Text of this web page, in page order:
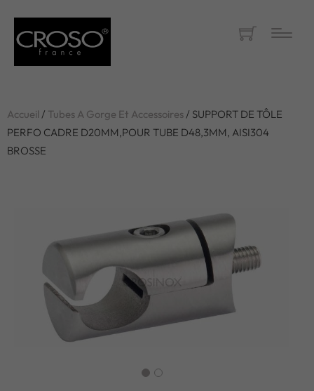
Accueil / Tubes A Gorge Et Accessoires/ SUPPORT DE TÔLE
PERFO CADRE D20MM,POUR TUBE D48,3MM, AISI304
BROSSE